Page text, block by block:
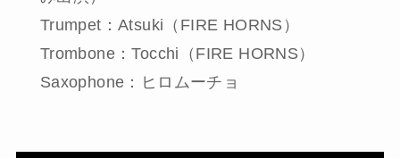
Trumpet：Atsuki（FIRE HORNS）
Trombone：Tocchi（FIRE HORNS）
Saxophone：ヒロムーチョ